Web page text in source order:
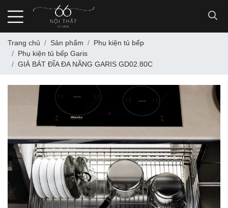
Trang chủ Sản phẩm
Phụ kiện tủ bếp
Phụ kiện tủ bếp Garis
GIÁ BÁT ĐĨA ĐA NĂNG GARIS GD02.80C